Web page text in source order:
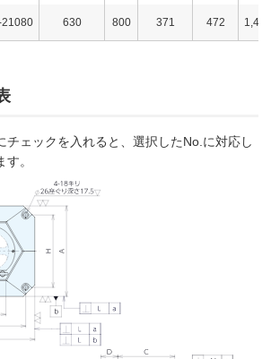
21080 630 800 371 472
チェックを入れると、選択したNo.に対応し
。